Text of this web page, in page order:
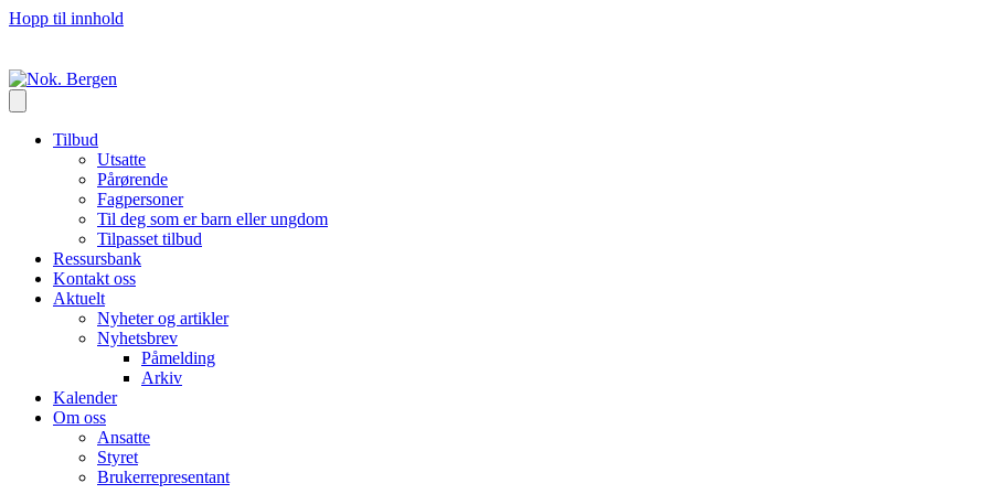
Hopp til innhold
Tilbud
Utsatte
Pårørende
Fagpersoner
Til deg som er barn eller ungdom
Tilpasset tilbud
Ressursbank
Kontakt oss
Aktuelt
Nyheter og artikler
Nyhetsbrev
Påmelding
Arkiv
Kalender
Om oss
Ansatte
Styret
Brukerrepresentant